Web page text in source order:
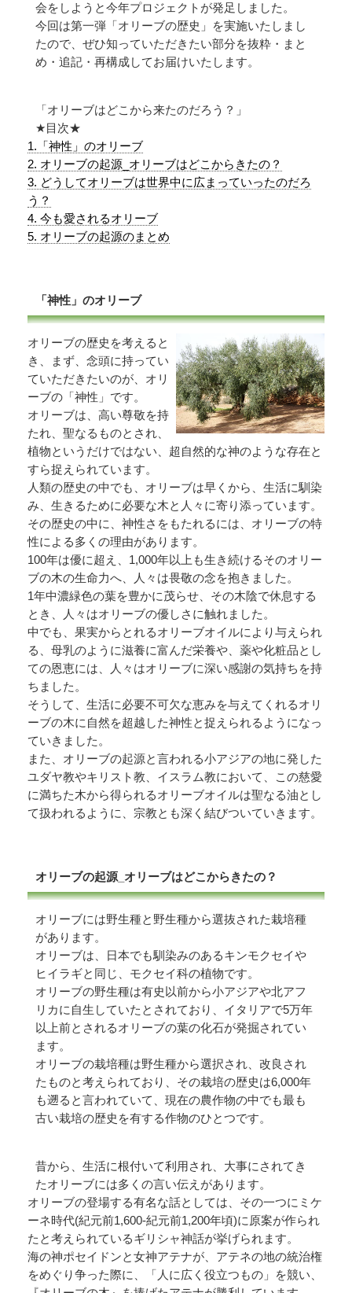
会をしようと今年プロジェクトが発足しました。
今回は第一弾「オリーブの歴史」を実施いたしまし
たので、ぜひ知っていただきたい部分を抜粋・まと
め・追記・再構成してお届けいたします。
「オリーブはどこから来たのだろう？」
★目次★
1.「神性」のオリーブ
2. オリーブの起源_オリーブはどこからきたの？
3. どうしてオリーブは世界中に広まっていったのだろ
う？
4. 今も愛されるオリーブ
5. オリーブの起源のまとめ
「神性」のオリーブ
オリーブの歴史を考えると
き、まず、念頭に持ってい
ていただきたいのが、オリ
ーブの「神性」です。
オリーブは、高い尊敬を持
たれ、聖なるものとされ、
植物というだけではない、超自然的な神のような存在と
すら捉えられています。
人類の歴史の中でも、オリーブは早くから、生活に馴染
み、生きるために必要な木と人々に寄り添っています。
その歴史の中に、神性さをもたれるには、オリーブの特
性による多くの理由があります。
100年は優に超え、1,000年以上も生き続けるそのオリー
ブの木の生命力へ、人々は畏敬の念を抱きました。
1年中濃緑色の葉を豊かに茂らせ、その木陰で休息する
とき、人々はオリーブの優しさに触れました。
中でも、果実からとれるオリーブオイルにより与えられ
る、母乳のように滋養に富んだ栄養や、薬や化粧品とし
ての恩恵には、人々はオリーブに深い感謝の気持ちを持
ちました。
そうして、生活に必要不可欠な恵みを与えてくれるオリ
ーブの木に自然を超越した神性と捉えられるようになっ
ていきました。
また、オリーブの起源と言われる小アジアの地に発した
ユダヤ教やキリスト教、イスラム教において、この慈愛
に満ちた木から得られるオリーブオイルは聖なる油とし
て扱われるように、宗教とも深く結びついていきます。
オリーブの起源_オリーブはどこからきたの？
オリーブには野生種と野生種から選抜された栽培種
があります。
オリーブは、日本でも馴染みのあるキンモクセイや
ヒイラギと同じ、モクセイ科の植物です。
オリーブの野生種は有史以前から小アジアや北アフ
リカに自生していたとされており、イタリアで5万年
以上前とされるオリーブの葉の化石が発掘されてい
ます。
オリーブの栽培種は野生種から選択され、改良され
たものと考えられており、その栽培の歴史は6,000年
も遡ると言われていて、現在の農作物の中でも最も
古い栽培の歴史を有する作物のひとつです。
昔から、生活に根付いて利用され、大事にされてき
たオリーブには多くの言い伝えがあります。
オリーブの登場する有名な話としては、その一つにミケ
ーネ時代(紀元前1,600-紀元前1,200年頃)に原案が作られ
たと考えられているギリシャ神話が挙げられます。
海の神ポセイドンと女神アテナが、アテネの地の統治権
をめぐり争った際に、「人に広く役立つもの」を競い、